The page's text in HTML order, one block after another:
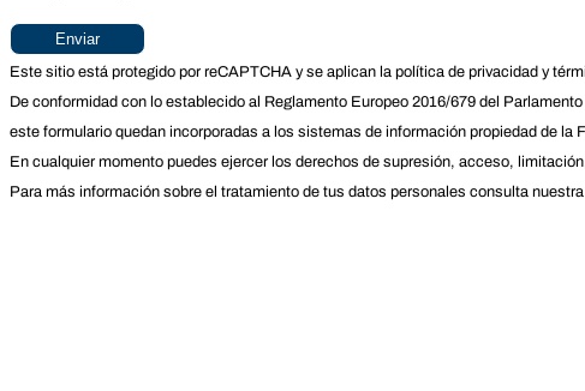
Este sitio está protegido por reCAPTCHA y se aplican la política de privacidad y
De conformidad con lo establecido al Reglamento Europeo 2016/679 del
este formulario quedan incorporadas a los sistemas de información propiedad de la
En cualquier momento puedes ejercer los derechos de supresión, acceso,
Para más información sobre el tratamiento de tus datos personales consulta